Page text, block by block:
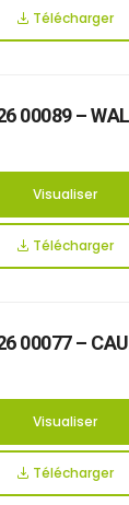
Télécharger
00089 –
Mametz –
Métallique
Visualiser
Télécharger
00077 –
et
Visualiser
Télécharger